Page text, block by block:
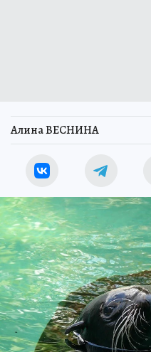
Алина ВЕСНИНА